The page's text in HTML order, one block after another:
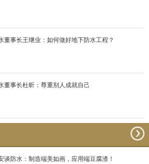
董事长王继业：如何做好地下防水工程？
董事长杜昕：尊重别人成就自己
谈防水：制造端美如画，应用端豆腐渣！